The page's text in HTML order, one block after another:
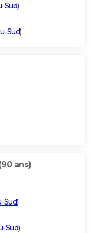
Sud)
Sud)
ans)
Sud)
Sud)